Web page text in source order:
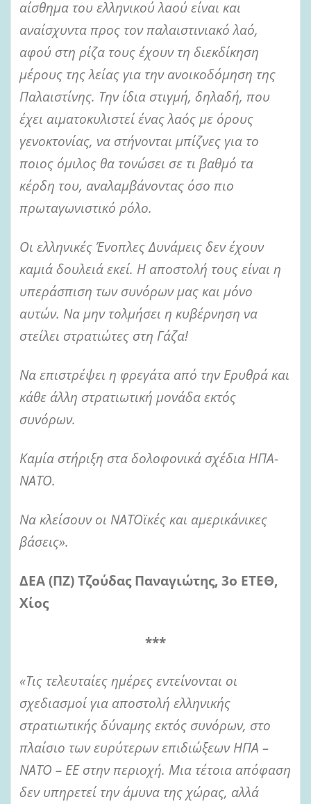
αίσθημα του ελληνικού λαού είναι και
αναίσχυντα προς τον παλαιστινιακό λαό,
αφού στη ρίζα τους έχουν τη διεκδίκηση
μέρους της λείας για την ανοικοδόμηση της
Παλαιστίνης. Την ίδια στιγμή, δηλαδή, που
έχει αιματοκυλιστεί ένας λαός με όρους
γενοκτονίας, να στήνονται μπίζνες για το
ποιος όμιλος θα τονώσει σε τι βαθμό τα
κέρδη του, αναλαμβάνοντας όσο πιο
πρωταγωνιστικό ρόλο.
Οι ελληνικές Ένοπλες Δυνάμεις δεν έχουν
καμιά δουλειά εκεί. Η αποστολή τους είναι η
υπεράσπιση των συνόρων μας και μόνο
αυτών. Να μην τολμήσει η κυβέρνηση να
στείλει στρατιώτες στη Γάζα!
Να επιστρέψει η φρεγάτα από την Ερυθρά και
κάθε άλλη στρατιωτική μονάδα εκτός
συνόρων.
Καμία στήριξη στα δολοφονικά σχέδια ΗΠΑ-
ΝΑΤΟ.
Να κλείσουν οι ΝΑΤΟϊκές και αμερικάνικες
βάσεις».
ΔΕΑ (ΠΖ) Τζούδας Παναγιώτης, 3ο ΕΤΕΘ,
Χίος
***
«Τις τελευταίες ημέρες εντείνονται οι
σχεδιασμοί για αποστολή ελληνικής
στρατιωτικής δύναμης εκτός συνόρων, στο
πλαίσιο των ευρύτερων επιδιώξεων ΗΠΑ –
ΝΑΤΟ – ΕΕ στην περιοχή. Μια τέτοια απόφαση
δεν υπηρετεί την άμυνα της χώρας, αλλά